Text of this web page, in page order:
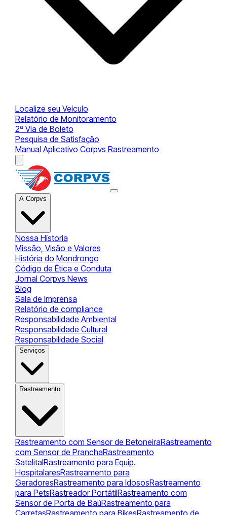
Localize seu Veículo
Relatório de Monitoramento
2ª Via de Boleto
Pesquisa de Satisfação
Manual Aplicativo Corpvs Rastreamento
A Corpvs
Nossa Hístoria
Missão, Visão e Valores
História do Mondrongo
Código de Ética e Conduta
Jornal Corpvs News
Blog
Sala de Imprensa
Relatório de compliance
Responsabilidade Ambiental
Responsabilidade Cultural
Responsabilidade Social
Serviços
Rastreamento
Rastreamento com Sensor de BetoneiraRastreamento
com Sensor de PranchaRastreamento
SatelitalRastreamento para Equip.
HospitalaresRastreamento para
GeradoresRastreamento para IdososRastreamento
para PetsRastreador PortátilRastreamento com
Sensor de Porta de BaúRastreamento para